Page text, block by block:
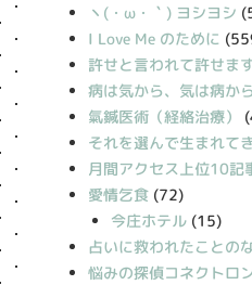
丶(・ω・｀) ヨシヨシ
I Love Me のために
許せと言われて許せま
病は気から、気は病から
氣鍼医術（経絡治療）
それを選んで生まれて
月間アクセス上位10記
愛情乞食 (72)
今庄ホテル(15)
占いに救われたことの
悩みの探偵コネクトロ